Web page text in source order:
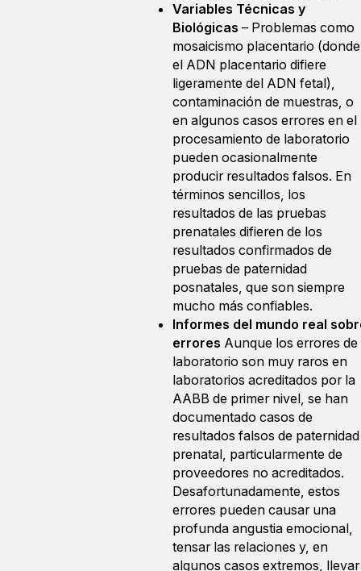
Variables Técnicas y
Biológicas – Problemas como
mosaicismo placentario (donde
el ADN placentario difiere
ligeramente del ADN fetal),
contaminación de muestras, o
en algunos casos errores en el
procesamiento de laboratorio
pueden ocasionalmente
producir resultados falsos. En
términos sencillos, los
resultados de las pruebas
prenatales difieren de los
resultados confirmados de
pruebas de paternidad
posnatales, que son siempre
mucho más confiables.
Informes del mundo real
errores Aunque los errores de
laboratorio son muy raros en
laboratorios acreditados por la
AABB de primer nivel, se han
documentado casos de
resultados falsos de paternidad
prenatal, particularmente de
proveedores no acreditados.
Desafortunadamente, estos
errores pueden causar una
profunda angustia emocional,
tensar las relaciones y, en
algunos casos extremos, llevar